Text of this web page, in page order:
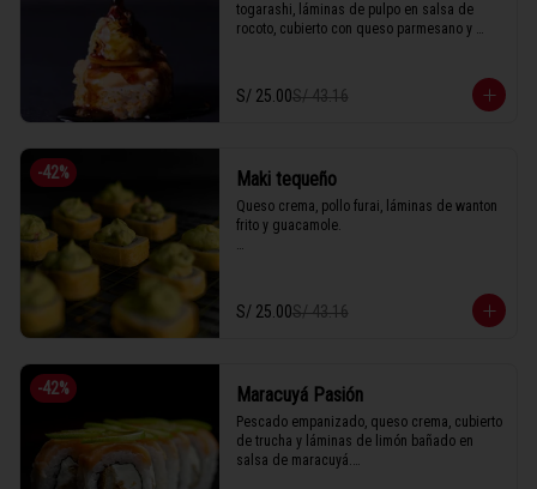
togarashi, láminas de pulpo en salsa de
rocoto, cubierto con queso parmesano y
S/ 25.00S/ 43.16
-42% Maki tequeño
Queso crema, pollo furai, láminas de wanton
frito y guacamole.
1 Tabla (10 unidades)
S/ 25.00S/ 43.16
-42% Maracuyá Pasión
Pescado empanizado, queso crema, cubierto
de trucha y láminas de limón bañado en
salsa de maracuyá.